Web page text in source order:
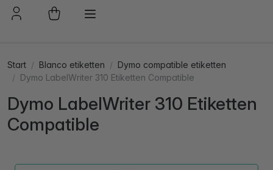
Start Blanco etiketten
Dymo compatible etiketten
Dymo LabelWriter 310 Etiketten Compatible
Dymo LabelWriter 310 Etiketten
Compatible